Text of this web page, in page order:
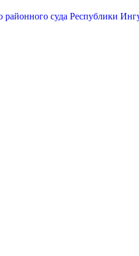
суда Республики